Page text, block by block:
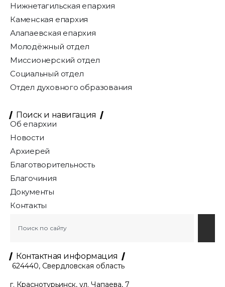
Нижнетагильская епархия
Каменская епархия
Алапаевская епархия
Молодёжный отдел
Миссионерский отдел
Социальный отдел
Отдел духовного образования
Поиск и навигация
Об епархии
Новости
Архиерей
Благотворительность
Благочиния
Документы
Контакты
Контактная информация
624440, Свердловская область
г. Краснотурьинск, ул. Чапаева, 7